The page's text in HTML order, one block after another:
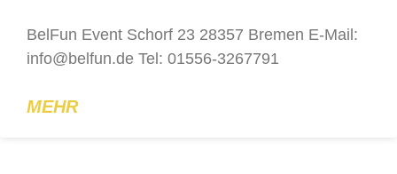
BelFun Event Schorf 23 28357 Bremen E-Mail:
info@belfun.de Tel: 01556-3267791
MEHR